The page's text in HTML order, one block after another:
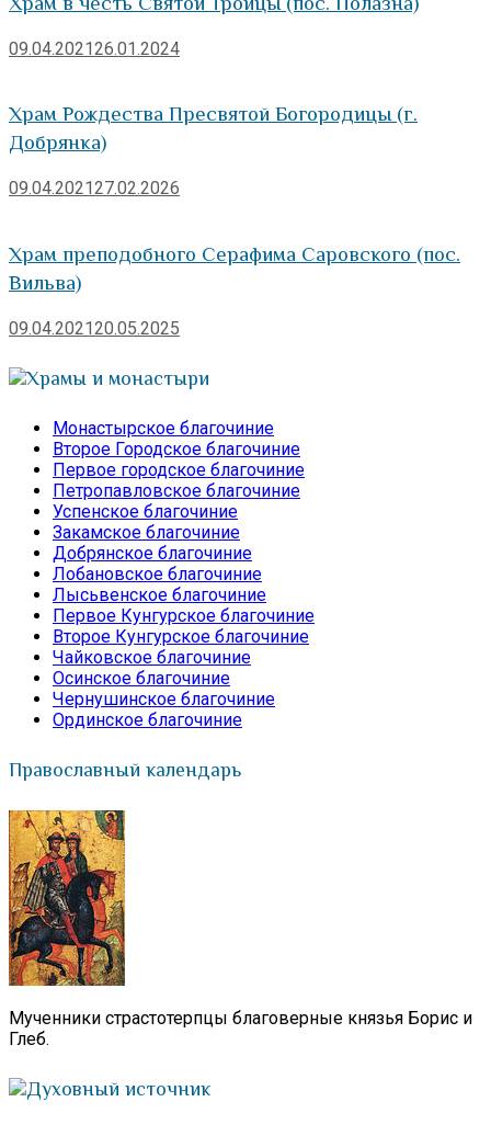
09.04.202126.01.2024
Храм Рождества Пресвятой Богородицы (г.
Добрянка)
09.04.202127.02.2026
Храм преподобного Серафима Саровского (пос.
Вильва)
09.04.202120.05.2025
Храмы и монастыри
Монастырское благочиние
Второе Городское благочиние
Первое городское благочиние
Петропавловское благочиние
Успенское благочиние
Закамское благочиние
Добрянское благочиние
Лобановское благочиние
Лысьвенское благочиние
Первое Кунгурское благочиние
Второе Кунгурское благочиние
Чайковское благочиние
Осинское благочиние
Чернушинское благочиние
Ординское благочиние
Православный календарь
Мученники страстотерпцы благоверные князья Борис и
Глеб.
Духовный источник